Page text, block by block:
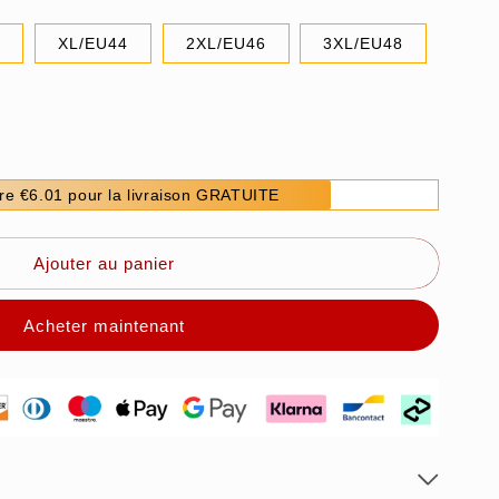
XL/EU44 2XL/EU46 3XL/EU48
€6.01 pour la livraison GRATUITE
Ajouter au panier
Acheter maintenant